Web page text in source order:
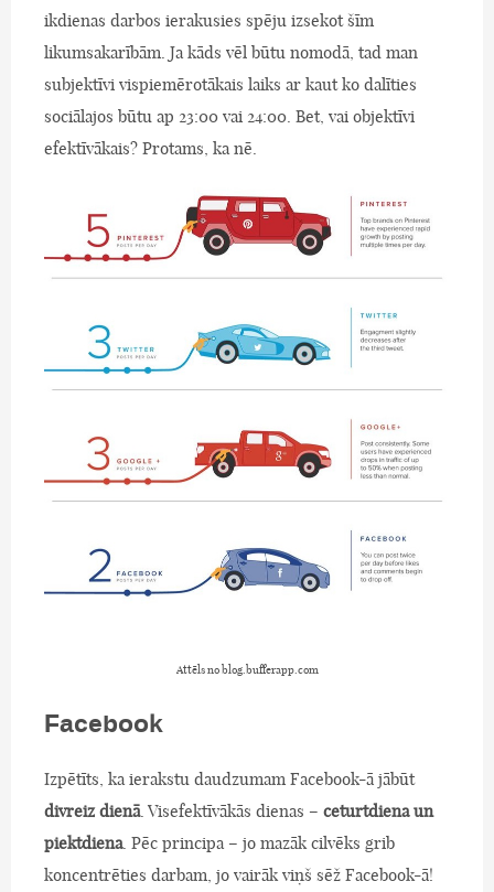
ikdienas darbos ierakusies spēju izsekot šīm
likumsakarībām. Ja kāds vēl būtu nomodā, tad man
subjektīvi vispiemērotākais laiks ar kaut ko dalīties
sociālajos būtu ap 23:00 vai 24:00. Bet, vai objektīvi
efektīvākais? Protams, ka nē.
Attēls no blog.bufferapp.com
Facebook
Izpētīts, ka ierakstu daudzumam Facebook-ā jābūt
divreiz dienā. Visefektīvākās dienas – ceturtdiena un
piektdiena. Pēc principa – jo mazāk cilvēks grib
koncentrēties darbam, jo vairāk viņš sēž Facebook-ā!